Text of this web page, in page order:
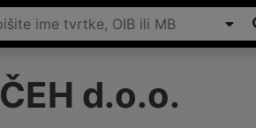
ČEH d.o.o.